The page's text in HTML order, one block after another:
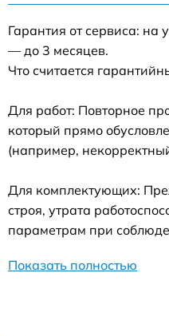
Гарантия от сервиса: на
— до 3 месяцев.
Что считается
Для работ: Повторное
который прямо
(например,
Для комплектующих:
строя, утрата
параметрам при
Показать полностью